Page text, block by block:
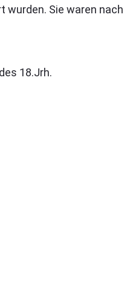
wurden. Sie waren